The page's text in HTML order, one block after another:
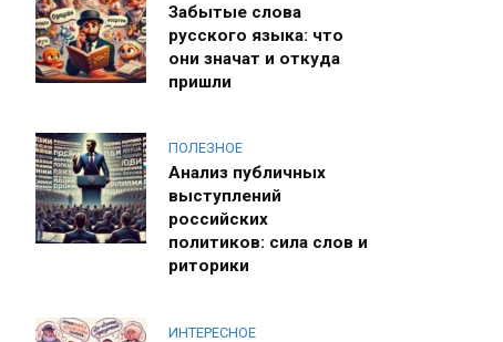
Забытые слова
русского языка: что
они значат и откуда
пришли
ПОЛЕЗНОЕ
Анализ публичных
выступлений
российских
политиков: сила слов и
риторики
ИНТЕРЕСНОЕ